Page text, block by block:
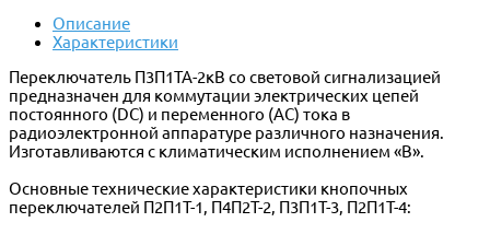
Описание
Характеристики
Переключатель П3П1ТА-2кВ со световой сигнализацией
предназначен для коммутации электрических цепей
постоянного (DC) и переменного (AC) тока в
радиоэлектронной аппаратуре различного назначения.
Изготавливаются с климатическим исполнением «В».
Основные технические характеристики кнопочных
переключателей П2П1Т-1, П4П2Т-2, П3П1Т-3, П2П1Т-4: